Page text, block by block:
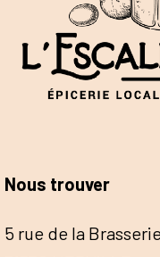
Nous trouver
5 rue de la